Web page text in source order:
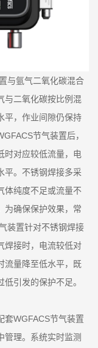
与氩气二氧化碳混合
与二氧化碳按比例混
平，作业间隙仍保持
节气装置后，
对应较低流量，电
平。不锈钢焊接多采
体纯度不足或流量不
为确保保护效果，常
装置针对不锈钢焊接
接时，电流较低对
流量降至低水平，既
引发的保护不足。
套WGFACS节气装置
管理。系统实时监测